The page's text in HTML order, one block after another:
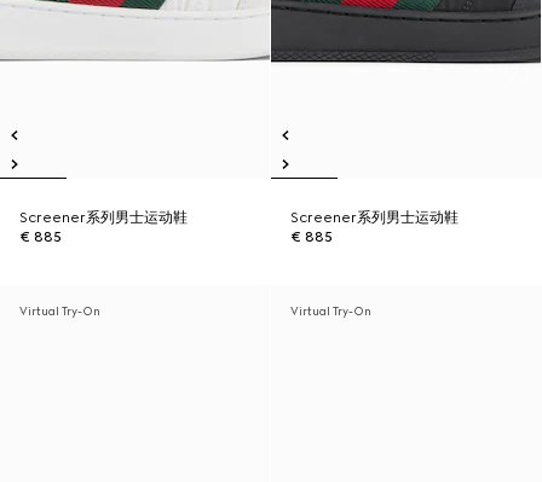
Screener系列男士运动鞋
€ 885
Screener系列男士运动鞋
€ 885
Virtual Try-On Virtual Try-On